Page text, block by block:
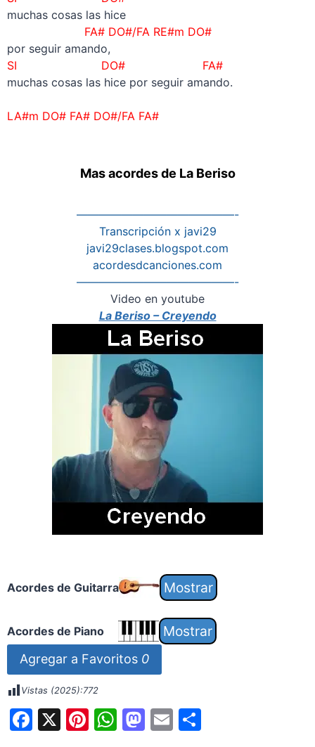
muchas cosas las hice
FA# DO#/FA RE#m DO#
por seguir amando,
SI DO# FA#
muchas cosas las hice por seguir amando.
LA#m DO# FA# DO#/FA FA#
Mas acordes de La Beriso
——————————————-
Transcripción x javi29
javi29clases.blogspot.com
acordesdcanciones.com
——————————————-
Video en youtube
La Beriso – Creyendo
Acordes de Guitarra
Acordes de Piano
Agregar a Favoritos 0
Vistas (2025):772
F X Pi W M E S